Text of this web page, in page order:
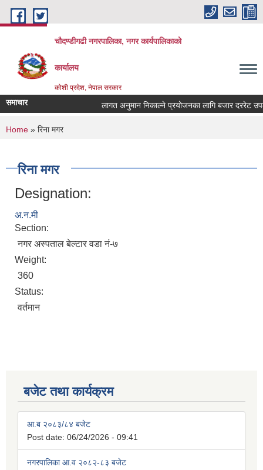
Skip to main content
चौदण्डीगढी नगरपालिका, नगर कार्यपालिकाको
कार्यालय
कोशी प्रदेश, नेपाल सरकार
समाचार लागत अनुमान निकाल्ने प्रयोजनका लागि बजार दररेट
खोपकर्ता (भ्याक्सिनेटर) आवश्यकता सम्वन्धी सूचना।
You are here
Home » रिना मगर
रिना मगर
Designation:
अ.न.मी
Section:
नगर अस्पताल बेल्टार वडा नं-७
Weight:
360
Status:
वर्तमान
बजेट तथा कार्यक्रम
आ.ब २०८३/८४ बजेट
Post date: 06/24/2026 - 09:41
नगरपालिका आ.व २०८२-८३ बजेट